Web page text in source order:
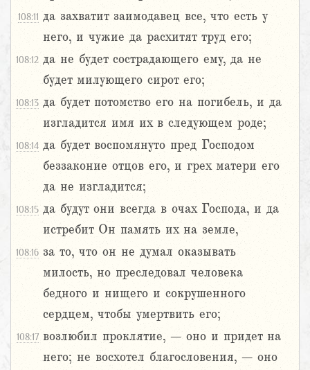
108:11 да захватит заимодавец все, что есть у
него, и чужие да расхитят труд его;
108:12 да не будет сострадающего ему, да не
будет милующего сирот его;
108:13 да будет потомство его на погибель, и да
изгладится имя их в следующем роде;
108:14 да будет воспомянуто пред Господом
беззаконие отцов его, и грех матери его
да не изгладится;
108:15 да будут они всегда в очах Господа, и да
истребит Он память их на земле,
108:16 за то, что он не думал оказывать
милость, но преследовал человека
бедного и нищего и сокрушенного
сердцем, чтобы умертвить его;
108:17 возлюбил проклятие, – оно и придет на
него; не восхотел благословения, – оно